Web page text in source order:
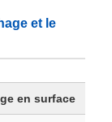
et le
en surface